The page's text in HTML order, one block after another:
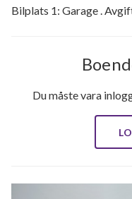
Bilplats 1: Garage .
Du måste vara